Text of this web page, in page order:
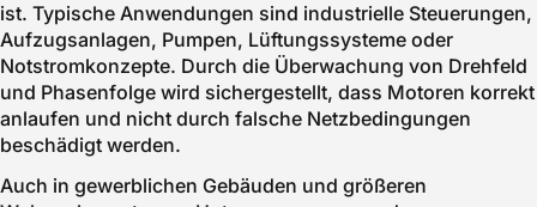
ist. Typische Anwendungen sind industrielle Steuerungen,
Aufzugsanlagen, Pumpen, Lüftungssysteme oder
Notstromkonzepte. Durch die Überwachung von Drehfeld
und Phasenfolge wird sichergestellt, dass Motoren korrekt
anlaufen und nicht durch falsche Netzbedingungen
beschädigt werden.
Auch in gewerblichen Gebäuden und größeren